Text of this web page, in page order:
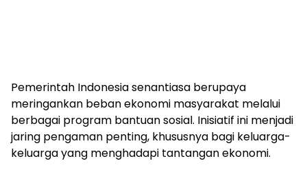
Pemerintah Indonesia senantiasa berupaya
meringankan beban ekonomi masyarakat melalui
berbagai program bantuan sosial. Inisiatif ini menjadi
jaring pengaman penting, khususnya bagi keluarga-
keluarga yang menghadapi tantangan ekonomi.